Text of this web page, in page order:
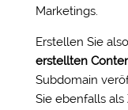
Marketings.
Erstellen Sie
erstellten
Subdomain
Sie ebenfalls